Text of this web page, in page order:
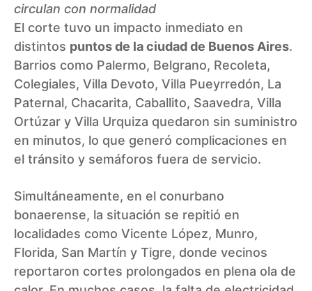
circulan con normalidad
El corte tuvo un impacto inmediato en
distintos puntos de la ciudad de Buenos Aires.
Barrios como Palermo, Belgrano, Recoleta,
Colegiales, Villa Devoto, Villa Pueyrredón, La
Paternal, Chacarita, Caballito, Saavedra, Villa
Ortúzar y Villa Urquiza quedaron sin suministro
en minutos, lo que generó complicaciones en
el tránsito y semáforos fuera de servicio.
Simultáneamente, en el conurbano
bonaerense, la situación se repitió en
localidades como Vicente López, Munro,
Florida, San Martín y Tigre, donde vecinos
reportaron cortes prolongados en plena ola de